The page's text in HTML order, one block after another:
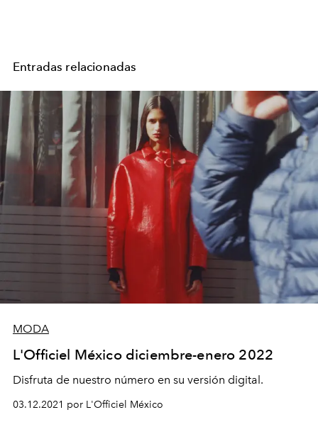
Entradas relacionadas
MODA
L'Officiel México diciembre-enero 2022
Disfruta de nuestro número en su versión digital.
03.12.2021 por L'Officiel México